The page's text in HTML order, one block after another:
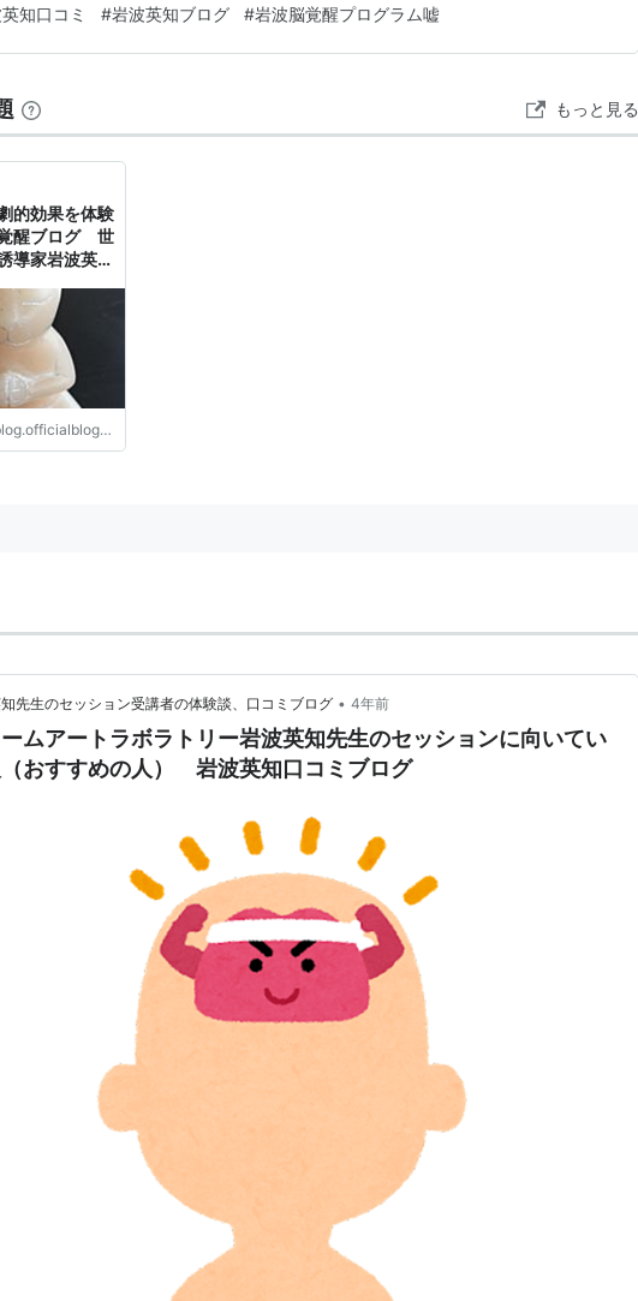
させるといわれている技術の真相 今日は岩波英…
知口コミ #岩波英知ブログ #岩波脳覚醒プログラム嘘
もっと見る
的効果を体験
醒ブログ 世
導家岩波英知
先生のセッション受講者の体験談、口コミブログ • 4年前
ームアートラボラトリー岩波英知先生のセッションに向いてい
おすすめの人） 岩波英知口コミブログ